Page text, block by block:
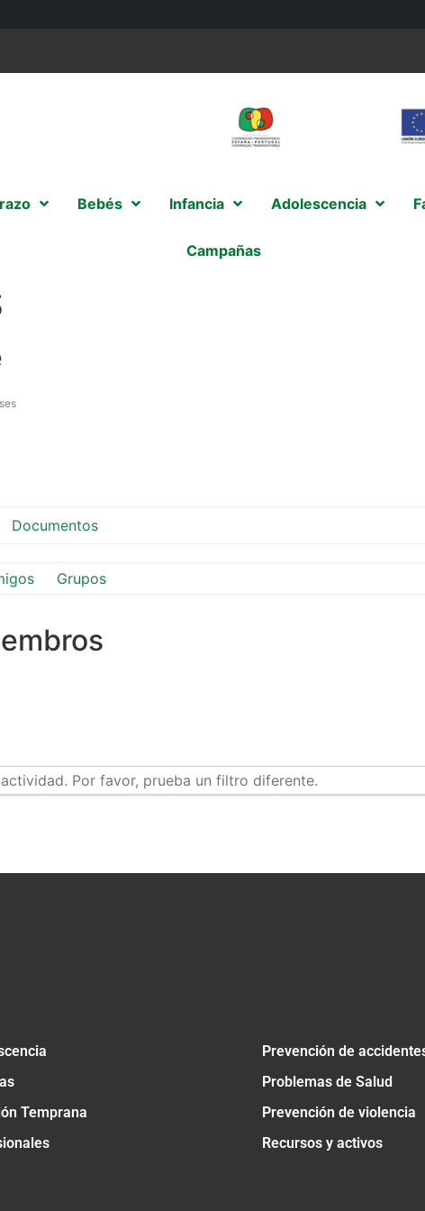
Bebés Infancia Adolescencia
Campañas
Documentos
Grupos
Por favor, prueba un filtro diferente.
Temprana
Prevención de
Problemas de Salud
Prevención de violencia
Recursos y activos